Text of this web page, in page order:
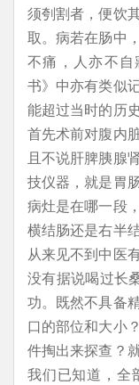
须刳割者，便饮
取。病若在肠中
不痛，人亦不自
书》中亦有类似
能超过当时的历
首先术前对腹内
且不说肝脾胰腺
技仪器，就是胃
病灶是在哪一段
横结肠还是右半
从来见不到中医
没有据说喝过长
功。既然不具备
口的部位和大小
件掏出来探查？
我们已知道，全